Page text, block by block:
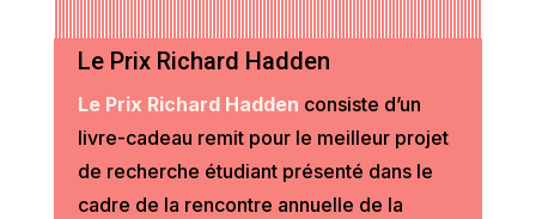
Le Prix Richard Hadden
Le Prix Richard Hadden consiste d’un
livre-cadeau remit pour le meilleur projet
de recherche étudiant présenté dans le
cadre de la rencontre annuelle de la